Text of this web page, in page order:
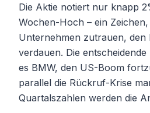
Die Aktie notiert nur knapp
Wochen-Hoch – ein
Unternehmen zutrauen,
verdauen. Die
es BMW, den US-Boom
parallel die Rückruf-Krise
Quartalszahlen werden die